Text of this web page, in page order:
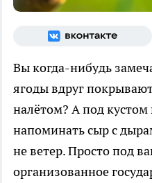
Вы когда-нибудь
ягоды вдруг
налётом? А под
напоминать сыр с
не ветер. Просто под
организованное